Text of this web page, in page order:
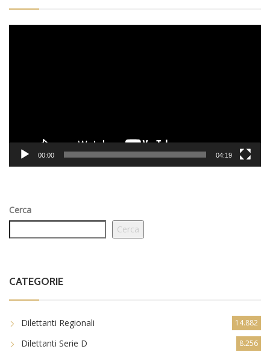
00:00 04:19
Cerca
Cerca
CATEGORIE
Dilettanti Regionali 14.882
Dilettanti Serie D 8.256